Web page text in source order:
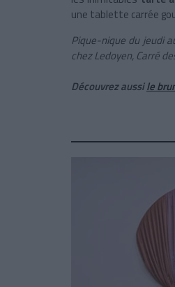
une tablette carrée
Pique-nique du jeudi
chez Ledoyen, Carré
Découvrez aussile